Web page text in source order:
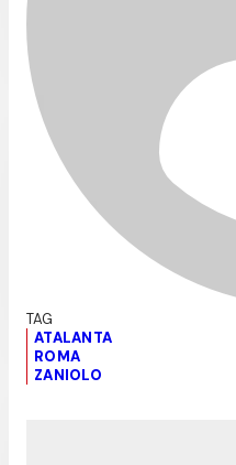
ATALANTA
ROMA
ZANIOLO